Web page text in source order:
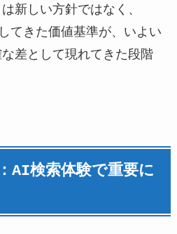
新しい方針ではなく、
てきた価値基準が、いよい
差として現れてきた段階
AI検索体験で重要に